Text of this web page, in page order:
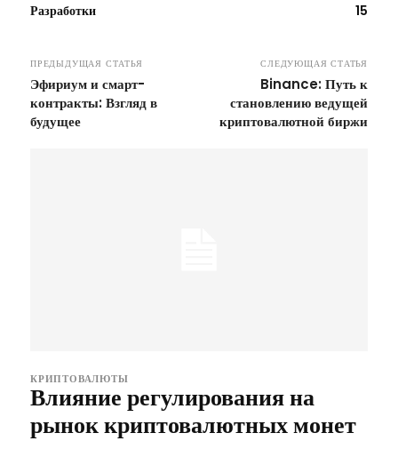
Разработки
15
ПРЕДЫДУЩАЯ СТАТЬЯ
Эфириум и смарт-
контракты: Взгляд в
будущее
СЛЕДУЮЩАЯ СТАТЬЯ
Binance: Путь к
становлению ведущей
криптовалютной биржи
КРИПТОВАЛЮТЫ
Влияние регулирования на
рынок криптовалютных монет